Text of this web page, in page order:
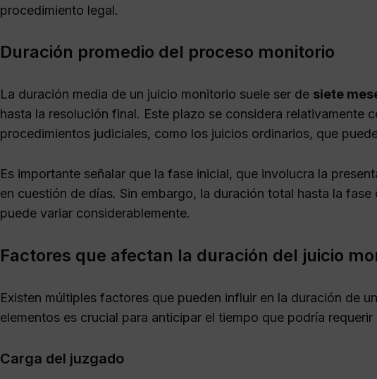
procedimiento legal.
Duración promedio del proceso monitorio
La duración media de un juicio monitorio suele ser de siete
hasta la resolución final. Este plazo se considera relativamente
procedimientos judiciales, como los juicios ordinarios, que
Es importante señalar que la fase inicial, que involucra la
en cuestión de días. Sin embargo, la duración total hasta la
puede variar considerablemente.
Factores que afectan la duración del juicio
Existen múltiples factores que pueden influir en la duración de
elementos es crucial para anticipar el tiempo que podría requerir
Carga del juzgado